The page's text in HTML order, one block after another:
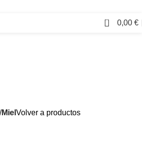
0 0,00 €
Miel Volver a productos